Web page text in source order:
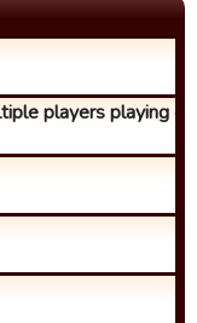
players playing